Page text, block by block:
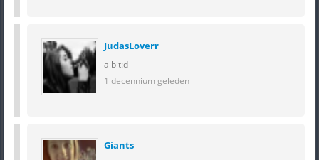
JudasLoverr
a bit:d
1 decennium geleden
Giants